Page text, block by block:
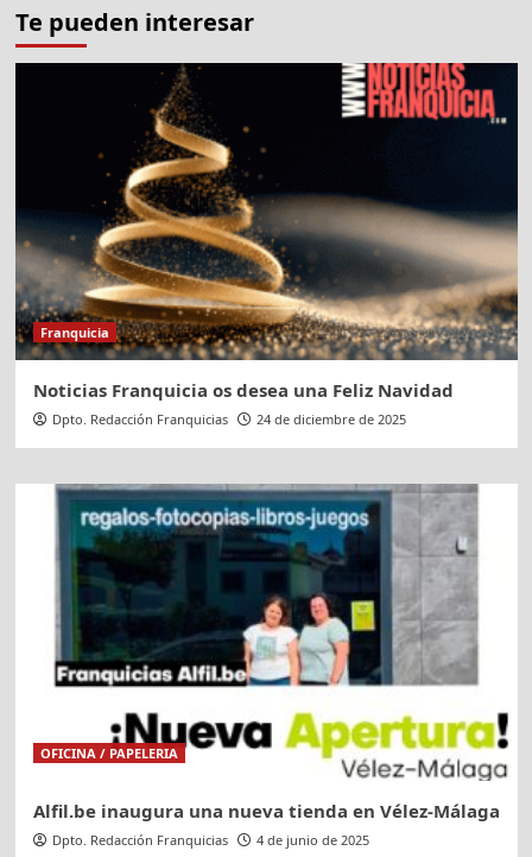
Te pueden interesar
Franquicia
Noticias Franquicia os desea una Feliz Navidad
Dpto. Redacción Franquicias 24 de diciembre de 2025
OFICINA / PAPELERIA
Alfil.be inaugura una nueva tienda en Vélez-Málaga
Dpto. Redacción Franquicias 4 de junio de 2025